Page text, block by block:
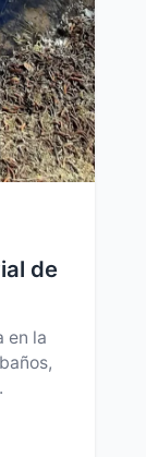
de
en la